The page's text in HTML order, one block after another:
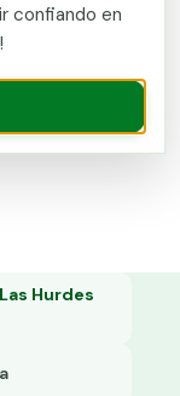
confiando en
Hurdes